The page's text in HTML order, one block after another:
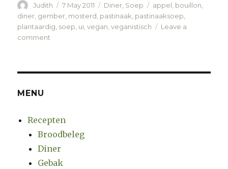
Author
Judith
Posted
on
7 May 2011 Categories
Diner Soep Tags
appel bouillon
diner gember mosterd pastinaak pastinaaksoep
plantaardig soep ui ,vegan ,veganistisch
Leave a
comment
MENU
Recepten
Broodbeleg
Diner
Gebak